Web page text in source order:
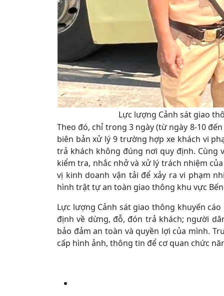
Lực lượng Cảnh sát giao
Theo đó, chỉ trong 3 ngày (từ ngày 8-10
biên bản xử lý 9 trường hợp xe khách vi
trả khách không đúng nơi quy định. Cùng
kiểm tra, nhắc nhở và xử lý trách nhiệm
vị kinh doanh vận tải để xảy ra vi phạm
hình trật tự an toàn giao thông khu vực
Lực lượng Cảnh sát giao thông khuyến
định về dừng, đỗ, đón trả khách; người
bảo đảm an toàn và quyền lợi của mình.
cấp hình ảnh, thông tin để cơ quan chức